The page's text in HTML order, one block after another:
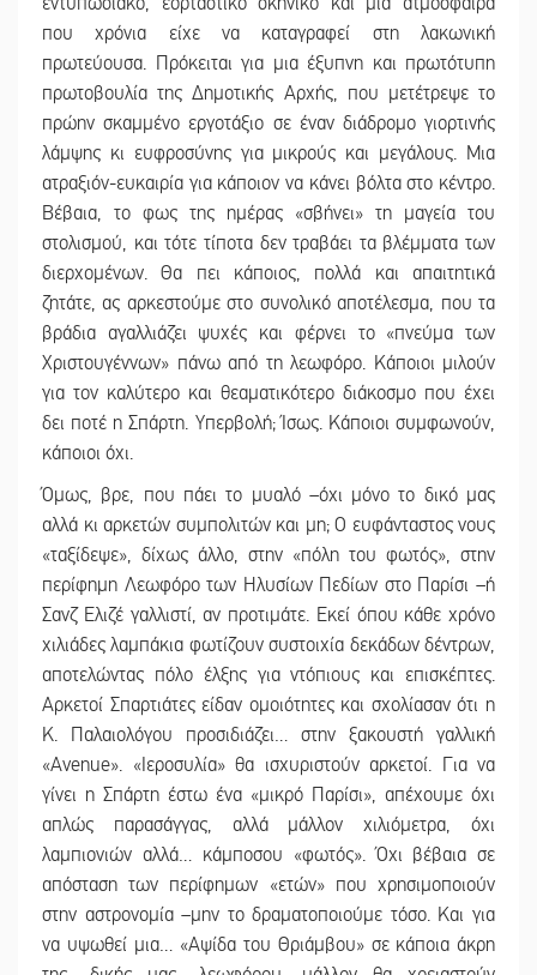
που χρόνια είχε να καταγραφεί στη λακωνική
πρωτεύουσα. Πρόκειται για μια έξυπνη και πρωτότυπη
πρωτοβουλία της Δημοτικής Αρχής, που μετέτρεψε το
πρώην σκαμμένο εργοτάξιο σε έναν διάδρομο γιορτινής
λάμψης κι ευφροσύνης για μικρούς και μεγάλους. Μια
ατραξιόν-ευκαιρία για κάποιον να κάνει βόλτα στο κέντρο.
Βέβαια, το φως της ημέρας «σβήνει» τη μαγεία του
στολισμού, και τότε τίποτα δεν τραβάει τα βλέμματα των
διερχομένων. Θα πει κάποιος, πολλά και απαιτητικά
ζητάτε, ας αρκεστούμε στο συνολικό αποτέλεσμα, που τα
βράδια αγαλλιάζει ψυχές και φέρνει το «πνεύμα των
Χριστουγέννων» πάνω από τη λεωφόρο. Κάποιοι μιλούν
για τον καλύτερο και θεαματικότερο διάκοσμο που έχει
δει ποτέ η Σπάρτη. Υπερβολή; Ίσως. Κάποιοι συμφωνούν,
κάποιοι όχι.
Όμως, βρε, που πάει το μυαλό –όχι μόνο το δικό μας
αλλά κι αρκετών συμπολιτών και μη; Ο ευφάνταστος νους
«ταξίδεψε», δίχως άλλο, στην «πόλη του φωτός», στην
περίφημη Λεωφόρο των Ηλυσίων Πεδίων στο Παρίσι –ή
Σανζ Ελιζέ γαλλιστί, αν προτιμάτε. Εκεί όπου κάθε χρόνο
χιλιάδες λαμπάκια φωτίζουν συστοιχία δεκάδων δέντρων,
αποτελώντας πόλο έλξης για ντόπιους και επισκέπτες.
Αρκετοί Σπαρτιάτες είδαν ομοιότητες και σχολίασαν ότι η
Κ. Παλαιολόγου προσιδιάζει… στην ξακουστή γαλλική
«Avenue». «Ιεροσυλία» θα ισχυριστούν αρκετοί. Για να
γίνει η Σπάρτη έστω ένα «μικρό Παρίσι», απέχουμε όχι
απλώς παρασάγγας, αλλά μάλλον χιλιόμετρα, όχι
λαμπιονιών αλλά… κάμποσου «φωτός». Όχι βέβαια σε
απόσταση των περίφημων «ετών» που χρησιμοποιούν
στην αστρονομία –μην το δραματοποιούμε τόσο. Και για
να υψωθεί μια… «Αψίδα του Θριάμβου» σε κάποια άκρη